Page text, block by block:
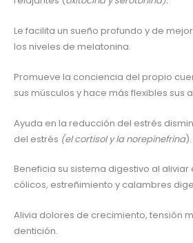
Le facilita un sueño profundo y de
los niveles de melatonina.
Promueve la conciencia del propio
sus músculos y hace más flexibles sus
Ayuda en la reducción del estrés
del estrés (el cortisol y la norepinefrina).
Beneficia su sistema digestivo al
cólicos, estreñimiento y calambres
Alivia dolores de crecimiento, tensión
dentición.